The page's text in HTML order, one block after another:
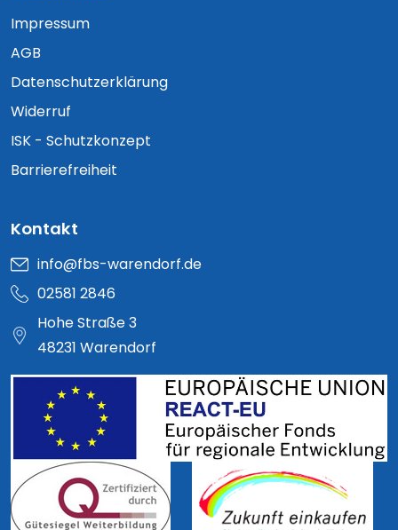
Impressum
AGB
Datenschutzerklärung
Widerruf
ISK - Schutzkonzept
Barrierefreiheit
Kontakt
info@fbs-warendorf.de
02581 2846
Hohe Straße 3
48231 Warendorf